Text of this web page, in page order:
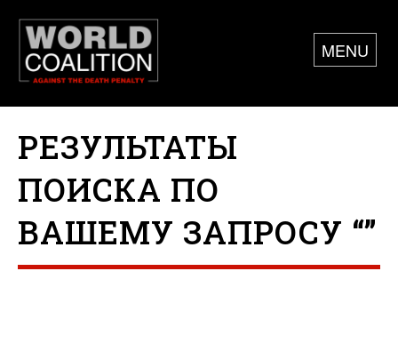
MENU
РЕЗУЛЬТАТЫ
ПОИСКА ПО
ВАШЕМУ ЗАПРОСУ “”